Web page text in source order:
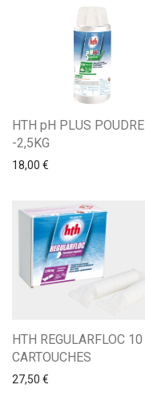
HTH pH PLUS POUDRE
-2,5KG
18,00 €
HTH REGULARFLOC 10
CARTOUCHES
27,50 €